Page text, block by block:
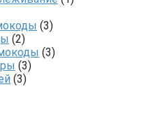
(3)
(2)
(3)
(3)
(3)